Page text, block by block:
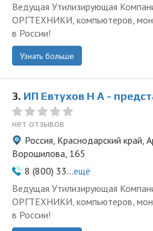
Ведущая Утилизирующая
ОРГТЕХНИКИ, компьютеров,
в России!
Узнать больше
3. ИП Евтухов Н А - представитель ООО
нет отзывов
Россия, Краснодарский край,
Ворошилова, 165
8 (800) 33...ещё
Ведущая Утилизирующая
ОРГТЕХНИКИ, компьютеров,
в России!